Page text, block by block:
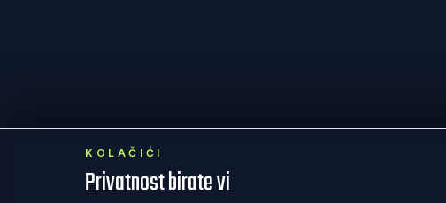
KOLAČIĆI
Privatnost birate vi